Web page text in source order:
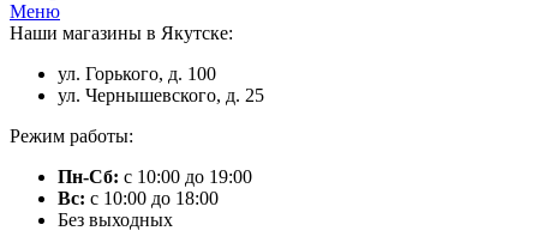
Меню
Наши магазины в Якутске:
ул. Горького, д. 100
ул. Чернышевского, д. 25
Режим работы:
Пн-Сб: с 10:00 до 19:00
Вс: с 10:00 до 18:00
Без выходных